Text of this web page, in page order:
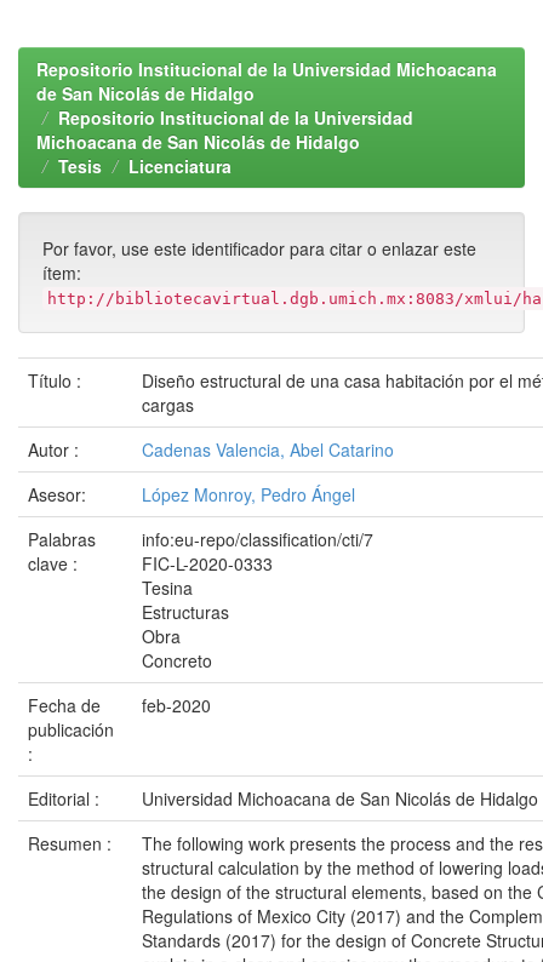
Repositorio Institucional de la Universidad Michoacana
de San Nicolás de Hidalgo
Repositorio Institucional de la Universidad
Michoacana de San Nicolás de Hidalgo
Tesis
Licenciatura
Por favor, use este identificador para citar o enlazar este
ítem:
http://bibliotecavirtual.dgb.umich.mx:8083/xmlui/
Título :
Diseño estructural de una casa habitación por el
cargas
Autor :
Cadenas Valencia, Abel Catarino
Asesor:
López Monroy, Pedro Ángel
Palabras
clave :
info:eu-repo/classification/cti/7
FIC-L-2020-0333
Tesina
Estructuras
Obra
Concreto
Fecha de
publicación
:
feb-2020
Editorial :
Universidad Michoacana de San Nicolás de Hidalgo
Resumen :
The following work presents the process and the
structural calculation by the method of lowering
the design of the structural elements, based on the
Regulations of Mexico City (2017) and the
Standards (2017) for the design of Concrete